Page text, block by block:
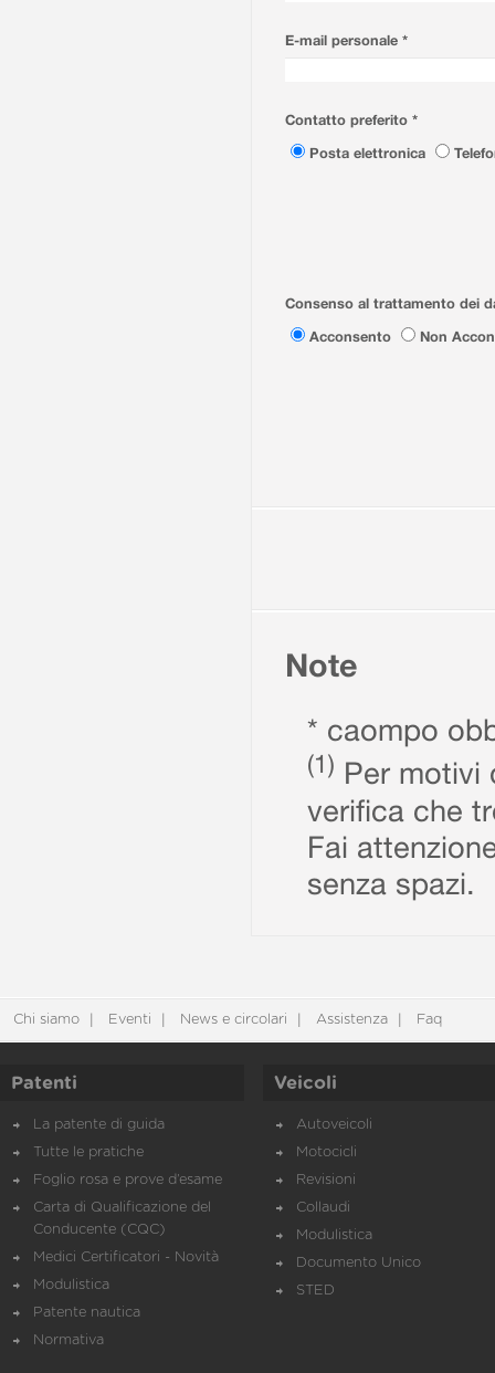
E-mail personale *
Contatto preferito *
Posta elettronica
Consenso al trattamento dei
Acconsento
Non
Note
* caompo
(1) Per motivi
verifica che
Fai
senza spazi.
Chi siamo Eventi News e circolari Assistenza Faq
Patenti
La patente di guida
Tutte le pratiche
Foglio rosa e prove d’esame
Carta di Qualificazione del
Conducente (CQC)
Medici Certificatori - Novità
Modulistica
Patente nautica
Normativa
Veicoli
Autoveicoli
Motocicli
Revisioni
Collaudi
Modulistica
Documento Unico
STED